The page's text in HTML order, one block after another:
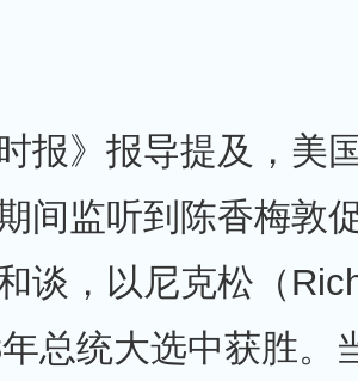
时报》报导提及，美
间监听到陈香梅敦
谈，以尼克松（
总统大选中获胜。